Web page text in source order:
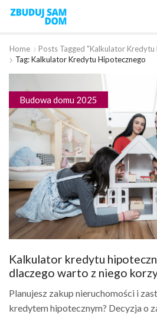
Home
Posts Tagged "kalkulator Kredytu
Tag: Kalkulator Kredytu Hipotecznego
Budowa domu 2025
Kalkulator kredytu
dlaczego warto z niego
Planujesz zakup nieruchomości i
kredytem hipotecznym? Decyzja o